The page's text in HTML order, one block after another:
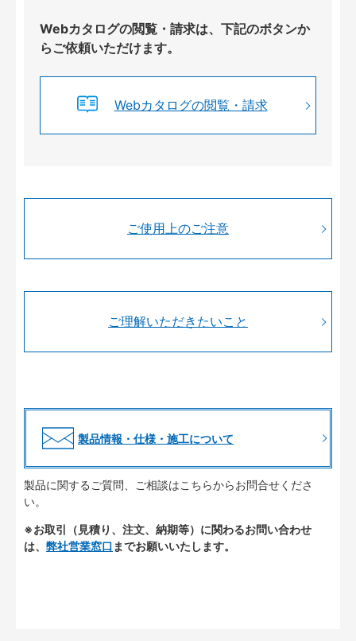
Webカタログの閲覧・請求は、下記のボタンか
らご依頼いただけます。
Webカタログの閲覧・請求
ご使用上のご注意
ご理解いただきたいこと
製品情報・仕様・施工について
製品に関するご質問、ご相談はこちらからお問合せくださ
い。
※お取引（見積り、注文、納期等）に関わるお問い合わせ
は、 弊社営業窓口 までお願いいたします。